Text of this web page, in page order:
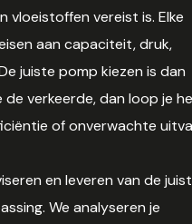
vereist is. Elke
aan capaciteit, druk,
juiste pomp kiezen is dan
de verkeerde, dan loop je
of onverwachte
en leveren van de
We analyseren je